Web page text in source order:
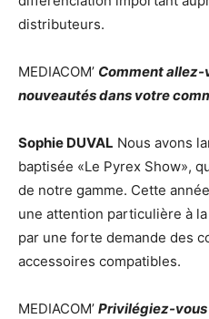
distributeurs.
MEDIACOM’ Comment allez-
nouveautés dans votre
Sophie DUVAL Nous avons
baptisée «Le Pyrex Show»,
de notre gamme. Cette
une attention particulière à
par une forte demande des
accessoires compatibles.
MEDIACOM’ Privilégiez-